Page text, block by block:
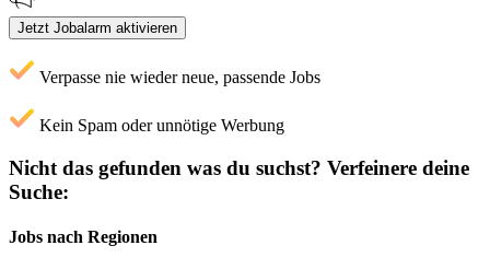
Jetzt Jobalarm aktivieren
Verpasse nie wieder neue, passende Jobs
Kein Spam oder unnötige Werbung
Nicht das gefunden was du suchst? Verfeinere deine
Suche:
Jobs nach Regionen